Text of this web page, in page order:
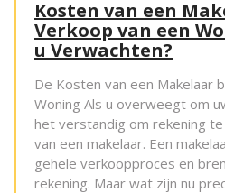
Kosten van een
Verkoop van een
u Verwachten?
De Kosten van een Makelaar
Woning Als u overweegt om
het verstandig om rekening
van een makelaar. Een
gehele verkoopproces en
rekening. Maar wat zijn nu